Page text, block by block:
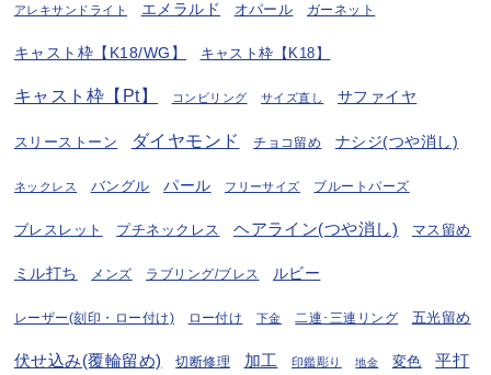
アレキサンドライト エメラルド オパール ガーネット
キャスト枠【K18/WG】 キャスト枠【K18】
キャスト枠【Pt】 コンビリング サイズ直し サファイヤ
スリーストーン ダイヤモンド チョコ留め ナシジ(つや消し)
ネックレス バングル パール フリーサイズ ブルートパーズ
ブレスレット プチネックレス ヘアライン(つや消し) マス留め
ミル打ち メンズ ラブリング/ブレス ルビー
レーザー(刻印・ロー付け) ロー付け 下金 二連･三連リング 五光留め
伏せ込み(覆輪留め) 切断修理 加工 印鑑彫り 地金 変色 平打